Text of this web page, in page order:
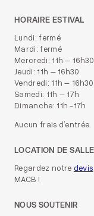
HORAIRE ESTIVAL
Lundi: fermé
Mardi: fermé
Mercredi: 11h – 16h30
Jeudi: 11h – 16h30
Vendredi: 11h – 16h30
Samedi: 11h – 17h
Dimanche: 11h -17h
Aucun frais d’entrée.
LOCATION DE
Regardez notre devis
MACB !
NOUS SOUTENIR